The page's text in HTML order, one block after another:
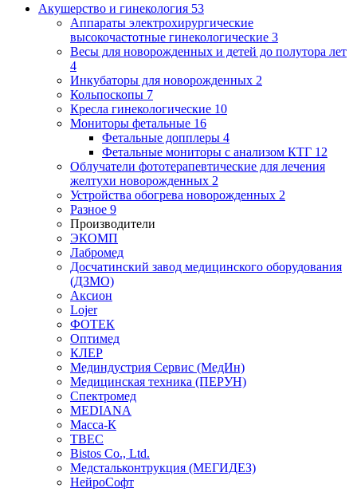
Акушерство и гинекология 53
Аппараты электрохирургические
высокочастотные гинекологические 3
Весы для новорожденных и детей до полутора лет
4
Инкубаторы для новорожденных 2
Кольпоскопы 7
Кресла гинекологические 10
Мониторы фетальные 16
Фетальные допплеры 4
Фетальные мониторы с анализом КТГ 12
Облучатели фототерапевтические для лечения
желтухи новорожденных 2
Устройства обогрева новорожденных 2
Разное 9
Производители
ЭКОМП
Лабромед
Досчатинский завод медицинского оборудования
(ДЗМО)
Аксион
Lojer
ФОТЕК
Оптимед
КЛЕР
Мединдустрия Сервис (МедИн)
Медицинская техника (ПЕРУН)
Спектромед
MEDIANA
Масса-К
ТВЕС
Bistos Co., Ltd.
Медстальконтрукция (МЕГИДЕЗ)
НейроСофт